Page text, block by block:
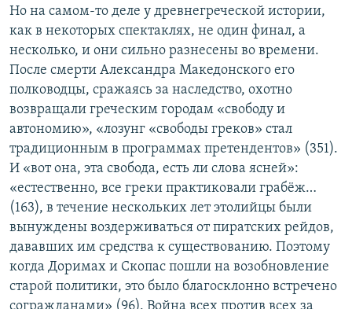
Но на самом-то деле у древнегреческой истории,
как в некоторых спектаклях, не один финал, а
несколько, и они сильно разнесены во времени.
После смерти Александра Македонского его
полководцы, сражаясь за наследство, охотно
возвращали греческим городам «свободу и
автономию», «лозунг «свободы греков» стал
традиционным в программах претендентов» (351).
И «вот она, эта свобода, есть ли слова ясней»:
«естественно, все греки практиковали грабёж…
(163), в течение нескольких лет этолийцы были
вынуждены воздерживаться от пиратских рейдов,
дававших им средства к существованию. Поэтому
когда Доримах и Скопас пошли на возобновление
старой политики, это было благосклонно встречено